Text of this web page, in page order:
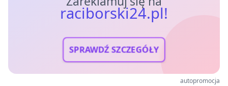
raciborski24.pl!
SPRAWDŹ SZCZEGÓŁY
autopromocja